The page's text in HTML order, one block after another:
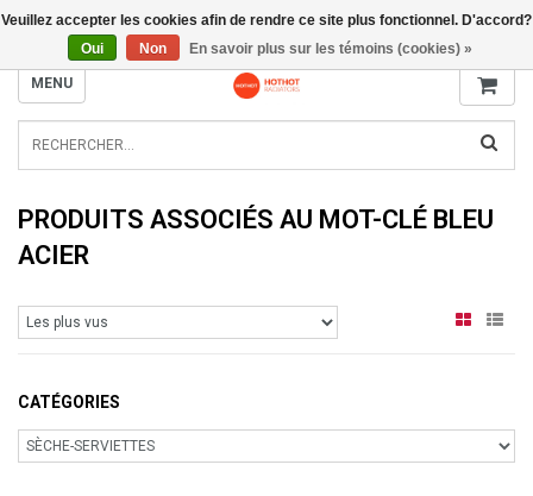
INFO@RADIATORS.SHOP
MENU
PRODUITS ASSOCIÉS AU MOT-CLÉ BLEU
ACIER
CATÉGORIES
Veuillez accepter les cookies afin de rendre ce site plus fonctionnel. D'accord?
Oui
Non En savoir plus sur les témoins (cookies) »